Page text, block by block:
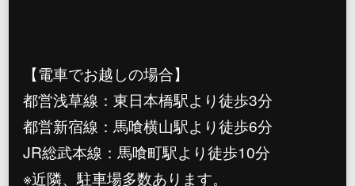
【電車でお越しの場合】
都営浅草線：東日本橋駅より徒歩3分
都営新宿線：馬喰横山駅より徒歩6分
JR総武本線：馬喰町駅より徒歩10分
※近隣、駐車場多数あります。